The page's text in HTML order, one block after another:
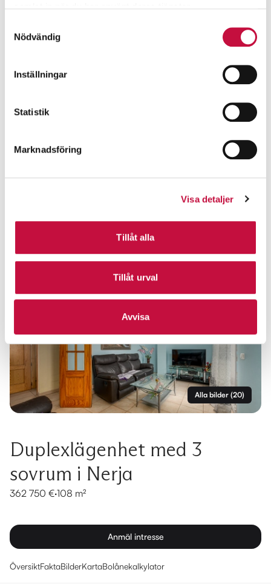
Nödvändig
Inställningar
Statistik
Marknadsföring
Visa detaljer
Tillåt alla
Tillåt urval
Avvisa
Alla bilder (20)
Duplexlägenhet med 3
sovrum i Nerja
362 750 €·108 m²
Anmäl intresse
ÖversiktFaktaBilderKartaBolånekalkylator